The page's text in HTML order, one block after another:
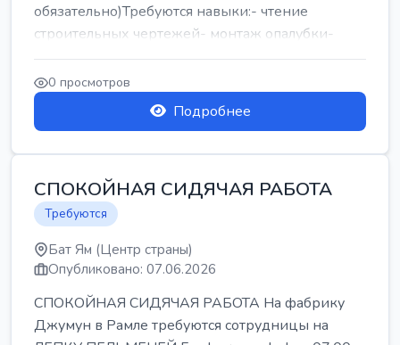
обязательно)Требуются навыки:- чтение
строительных чертежей- монтаж опалубки-
армокаркасыОпл...
0 просмотров
Подробнее
СПОКОЙНАЯ СИДЯЧАЯ РАБОТА
Требуются
Бат Ям (Центр страны)
Опубликовано: 07.06.2026
СПОКОЙНАЯ СИДЯЧАЯ РАБОТА На фабрику
Джумун в Рамле требуются сотрудницы на